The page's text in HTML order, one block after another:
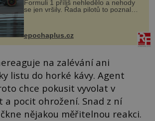
Formuli 1 příliš nehledělo a nehody
se jen vršily. Řada pilotů to poznala
na vlastní kůži, často s trvalými
následky nebo bohužel i ztrátou
života. Dnes nepochopiteln...
epochaplus.cz
na zalévání ani
listu do horké kávy. Agent
chce pokusit vyvolat v
a pocit ohrožení. Snad z ní
nějakou měřitelnou reakci.